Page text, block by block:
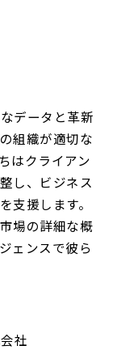
データと革新
組織が適切な
はクライアン
し、ビジネス
支援します。
場の詳細な概
ェンスで彼ら
社